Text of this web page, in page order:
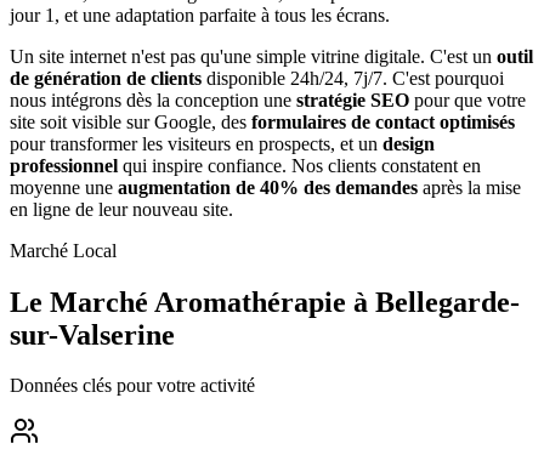
jour 1, et une adaptation parfaite à tous les écrans.
Un site internet n'est pas qu'une simple vitrine digitale. C'est un outil
de génération de clients disponible 24h/24, 7j/7. C'est pourquoi
nous intégrons dès la conception une stratégie SEO pour que votre
site soit visible sur Google, des formulaires de contact optimisés
pour transformer les visiteurs en prospects, et un design
professionnel qui inspire confiance. Nos clients constatent en
moyenne une augmentation de 40% des demandes après la mise
en ligne de leur nouveau site.
Marché Local
Le Marché Aromathérapie à Bellegarde-
sur-Valserine
Données clés pour votre activité